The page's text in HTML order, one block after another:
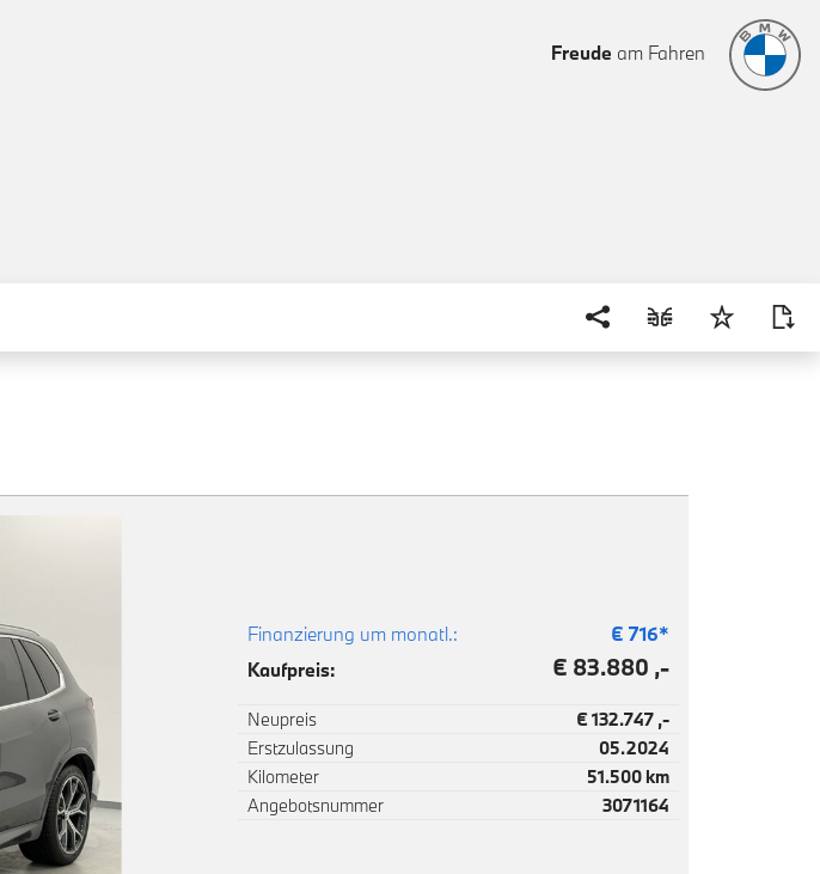
Freude am Fahren
Finanzierung um monatl.: € 716*
Kaufpreis:
€ 83.880 ,-
Neupreis
€ 132.747 ,-
Erstzulassung
05.2024
Kilometer
51.500 km
Angebotsnummer
3071164